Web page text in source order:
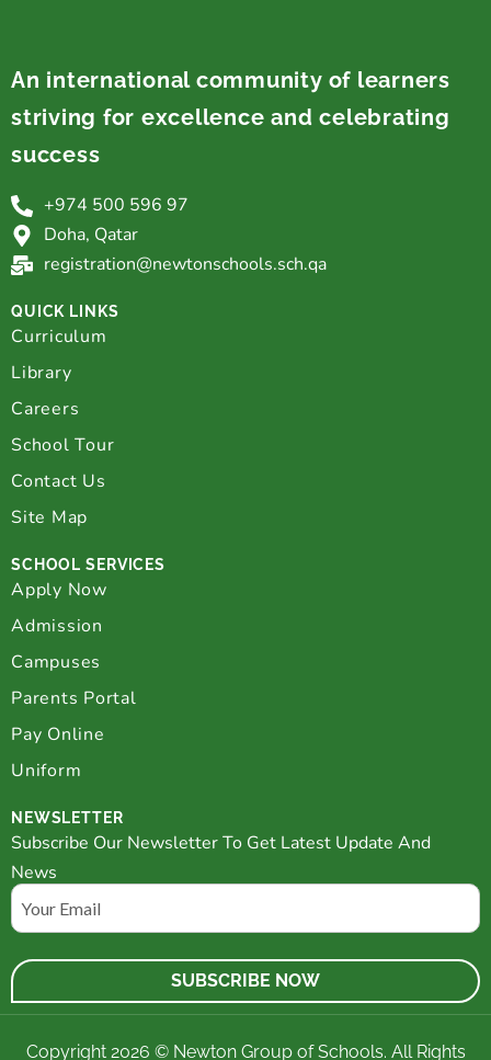
An international community of learners
striving for excellence and celebrating
success
+974 500 596 97
Doha, Qatar
registration@newtonschools.sch.qa
QUICK LINKS
Curriculum
Library
Careers
School Tour
Contact Us
Site Map
SCHOOL SERVICES
Apply Now
Admission
Campuses
Parents Portal
Pay Online
Uniform
NEWSLETTER
Subscribe Our Newsletter To Get Latest Update And
News
Email
Copyright 2026 © Newton Group of Schools. All Rights